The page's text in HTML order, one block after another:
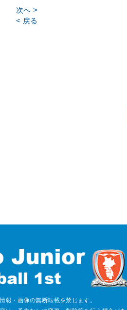
次へ >
< 戻る
報・画像の無断転載を禁じます。